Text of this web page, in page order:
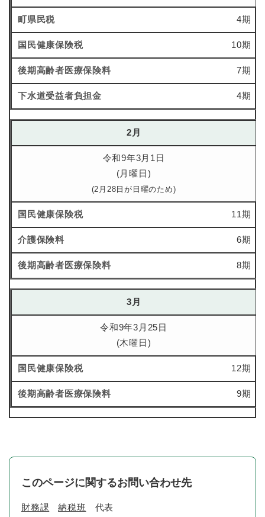
4期
10期
7期
4期
2月
令和9年3月1日
(月曜日)
(2月28日が日曜のため)
11期
6期
8期
3月
令和9年3月25日
(木曜日)
12期
9期
このページに関するお問い合わせ先
財務課 納税班 代表